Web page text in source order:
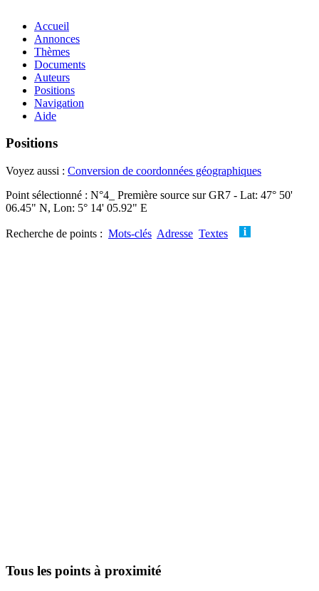
Accueil
Annonces
Thèmes
Documents
Auteurs
Positions
Navigation
Aide
Positions
Voyez aussi : Conversion de coordonnées géographiques
Point sélectionné : N°4_ Première source sur GR7 - Lat: 47° 50'
06.45" N, Lon: 5° 14' 05.92" E
Recherche de points : Mots-clés Adresse Textes
Tous les points à proximité